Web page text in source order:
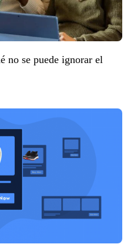
no se puede ignorar el